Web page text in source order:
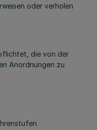
oder verholen
die von der
Anordnungen zu